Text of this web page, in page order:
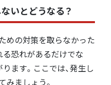
いとどうなる？
めの対策を取らなかった
る恐れがあるだけでな
ます。ここでは、発生し
みましょう。